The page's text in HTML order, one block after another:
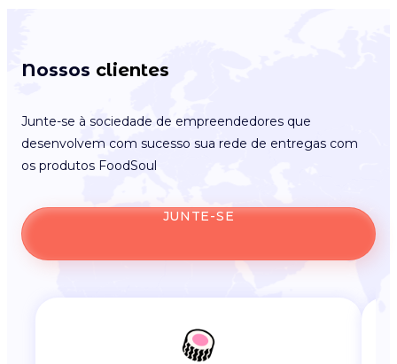
Nossos clientes
Junte-se à sociedade de empreendedores que
desenvolvem com sucesso sua rede de entregas com
os produtos FoodSoul
JUNTE-SE